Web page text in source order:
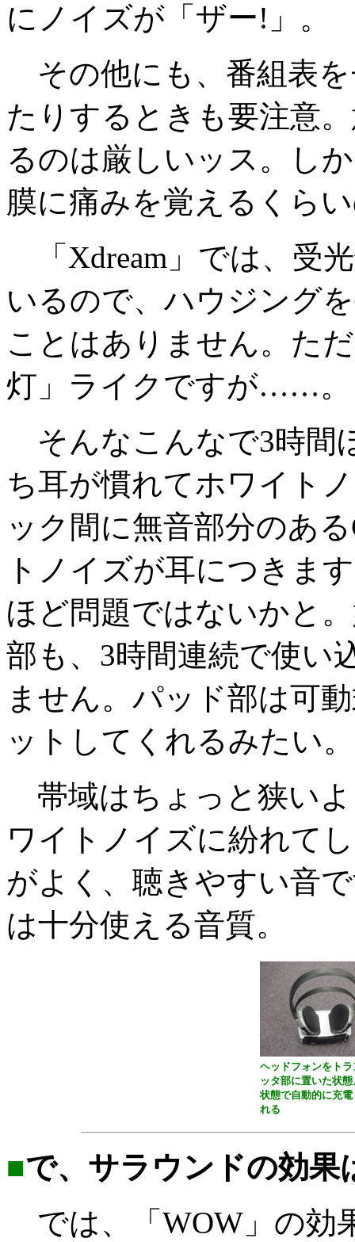
にノイズが「ザー!」。
その他にも、番組表
たりするときも要注意
るのは厳しいッス。し
膜に痛みを覚えるくら
「Xdream」では、受
いるので、ハウジング
ことはありません。た
灯」ライクですが……。
そんなこんなで3時間
ち耳が慣れてホワイト
ック間に無音部分のあ
トノイズが耳につきま
ほど問題ではないかと
部も、3時間連続で使い
ません。パッド部は可
ットしてくれるみたい。
帯域はちょっと狭い
ワイトノイズに紛れて
がよく、聴きやすい音
は十分使える音質。
ヘッドフォンをトラ
ッタ部に置いた状
状態で自動的に充電
れる
■で、サラウンドの効果
では、「WOW」の効